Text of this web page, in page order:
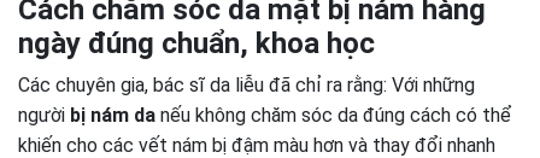
Cách chăm sóc da mặt bị nám hàng
ngày đúng chuẩn, khoa học
Các chuyên gia, bác sĩ da liễu đã chỉ ra rằng: Với những
người bị nám da nếu không chăm sóc da đúng cách có thể
khiến cho các vết nám bị đậm màu hơn và thay đổi nhanh